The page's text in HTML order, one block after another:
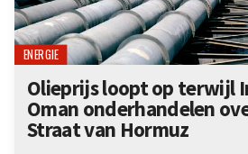
ENERGIE
Olieprijs loopt op terwijl
Oman onderhandelen
Straat van Hormuz